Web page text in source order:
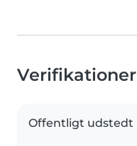
Verifikationer
Offentligt udstedt